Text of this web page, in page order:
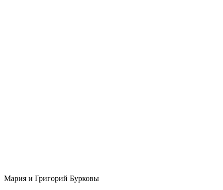
Мария и Григорий Бурковы